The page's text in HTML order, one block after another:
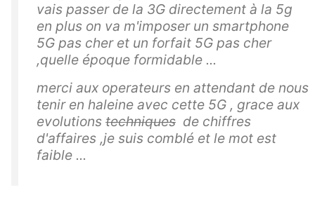
vais passer de la 3G directement à la 5g
en plus on va m'imposer un smartphone
5G pas cher et un forfait 5G pas cher
,quelle époque formidable ...
merci aux operateurs en attendant de nous
tenir en haleine avec cette 5G , grace aux
evolutions techniques de chiffres
d'affaires ,je suis comblé et le mot est
faible ...